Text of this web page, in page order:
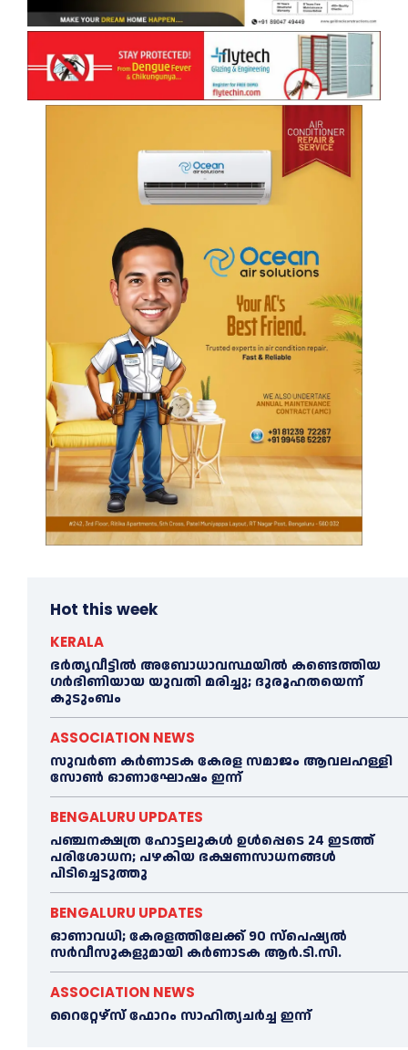
Hot this week
KERALA
ഭര്‍തൃവീട്ടില്‍ അബോധാവസ്ഥയില്‍ കണ്ടെത്തിയ
ഗര്‍ഭിണിയായ യുവതി മരിച്ചു; ദുരൂഹതയെന്ന്
കുടുംബം
ASSOCIATION NEWS
സുവർണ കർണാടക കേരള സമാജം ആവലഹള്ളി
സോണ്‍ ഓണാഘോഷം ഇന്ന്
BENGALURU UPDATES
പഞ്ചനക്ഷത്ര ഹോട്ടലുകള്‍ ഉൾപ്പെടെ 24 ഇടത്ത്
പരിശോധന; പഴകിയ ഭക്ഷണസാധനങ്ങൾ
പിടിച്ചെടുത്തു
BENGALURU UPDATES
ഓണാവധി; കേരളത്തിലേക്ക് 90 സ്പെഷ്യല്‍
സർവീസുകളുമായി കർണാടക ആർ.ടി.സി.
ASSOCIATION NEWS
റൈറ്റേഴ്സ് ഫോറം സാഹിത്യചർച്ച ഇന്ന്